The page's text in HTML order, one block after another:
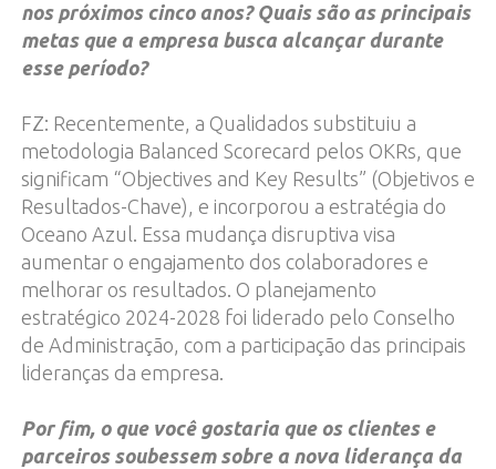
nos próximos cinco anos? Quais são as principais
metas que a empresa busca alcançar durante
esse período?
FZ: Recentemente, a Qualidados substituiu a
metodologia Balanced Scorecard pelos OKRs, que
significam “Objectives and Key Results” (Objetivos e
Resultados-Chave), e incorporou a estratégia do
Oceano Azul. Essa mudança disruptiva visa
aumentar o engajamento dos colaboradores e
melhorar os resultados. O planejamento
estratégico 2024-2028 foi liderado pelo Conselho
de Administração, com a participação das principais
lideranças da empresa.
Por fim, o que você gostaria que os clientes e
parceiros soubessem sobre a nova liderança da